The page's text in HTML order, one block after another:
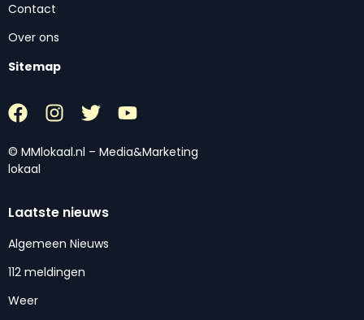
Contact
Over ons
Sitemap
© MMlokaal.nl – Media&Marketing
lokaal
Laatste nieuws
Algemeen Nieuws
112 meldingen
Weer